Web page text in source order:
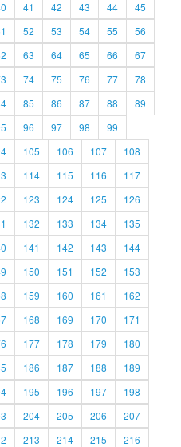
41 42 43 44
45
52 53 54 55
56
63 64 65 66
67
74 75 76 77
78
85 86 87 88
89
96 97 98
99
105 106 107
108
114 115 116
117
123 124 125
126
132 133 134
135
141 142 143
144
150 151 152
153
159 160 161
162
168 169 170
171
177 178 179
180
186 187 188
189
195 196 197
198
204 205 206
207
213 214 215
216